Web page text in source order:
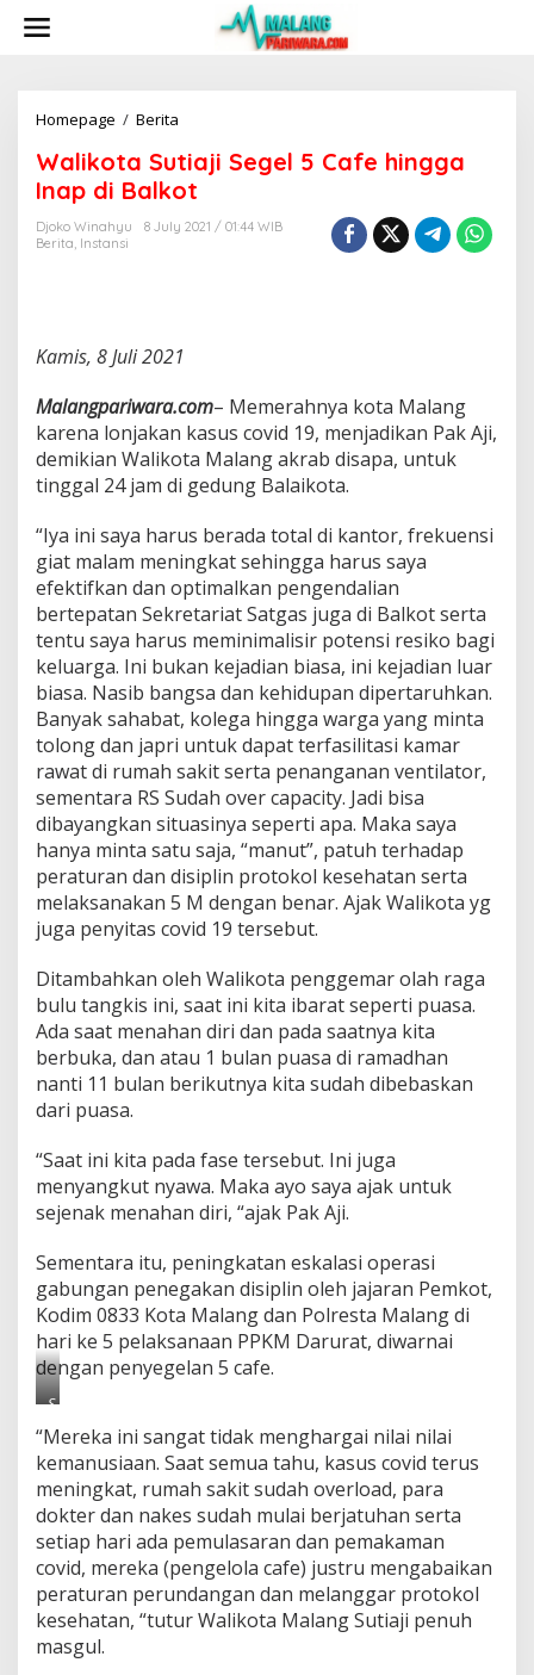
Homepage / Berita
l
i
k
o
i
j
i
S
e
g
l
5
C
a
f
e
i
n
g
g
a
I
n
a
p
d
i
B
a
k
o
Walikota Sutiaji Segel 5 Cafe hingga
Inap di Balkot
Djoko Winahyu
8 July 2021 / 01:44 WIB
Berita, Instansi
Kamis, 8 Juli 2021
Malangpariwara.com– Memerahnya kota Malang
karena lonjakan kasus covid 19, menjadikan Pak Aji,
demikian Walikota Malang akrab disapa, untuk
tinggal 24 jam di gedung Balaikota.
“Iya ini saya harus berada total di kantor, frekuensi
giat malam meningkat sehingga harus saya
efektifkan dan optimalkan pengendalian
bertepatan Sekretariat Satgas juga di Balkot serta
tentu saya harus meminimalisir potensi resiko bagi
keluarga. Ini bukan kejadian biasa, ini kejadian luar
biasa. Nasib bangsa dan kehidupan dipertaruhkan.
Banyak sahabat, kolega hingga warga yang minta
tolong dan japri untuk dapat terfasilitasi kamar
rawat di rumah sakit serta penanganan ventilator,
sementara RS Sudah over capacity. Jadi bisa
dibayangkan situasinya seperti apa. Maka saya
hanya minta satu saja, “manut”, patuh terhadap
peraturan dan disiplin protokol kesehatan serta
melaksanakan 5 M dengan benar. Ajak Walikota yg
juga penyitas covid 19 tersebut.
Ditambahkan oleh Walikota penggemar olah raga
bulu tangkis ini, saat ini kita ibarat seperti puasa.
Ada saat menahan diri dan pada saatnya kita
berbuka, dan atau 1 bulan puasa di ramadhan
nanti 11 bulan berikutnya kita sudah dibebaskan
dari puasa.
“Saat ini kita pada fase tersebut. Ini juga
menyangkut nyawa. Maka ayo saya ajak untuk
sejenak menahan diri, “ajak Pak Aji.
Sementara itu, peningkatan eskalasi operasi
gabungan penegakan disiplin oleh jajaran Pemkot,
Kodim 0833 Kota Malang dan Polresta Malang di
hari ke 5 pelaksanaan PPKM Darurat, diwarnai
dengan penyegelan 5 cafe.
S
n
k
s
b
e
r
a
t
b
a
“Mereka ini sangat tidak menghargai nilai nilai
kemanusiaan. Saat semua tahu, kasus covid terus
meningkat, rumah sakit sudah overload, para
dokter dan nakes sudah mulai berjatuhan serta
setiap hari ada pemulasaran dan pemakaman
covid, mereka (pengelola cafe) justru mengabaikan
peraturan perundangan dan melanggar protokol
kesehatan, “tutur Walikota Malang Sutiaji penuh
masgul.